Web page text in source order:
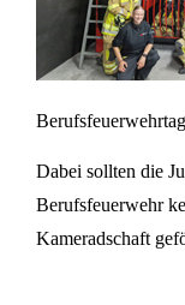
Dabei sollten die
Berufsfeuerwehr
Kameradschaft